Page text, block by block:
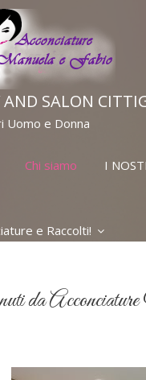
AND SALON
Uomo e Donna
Chi siamo I
e Raccolti!
da